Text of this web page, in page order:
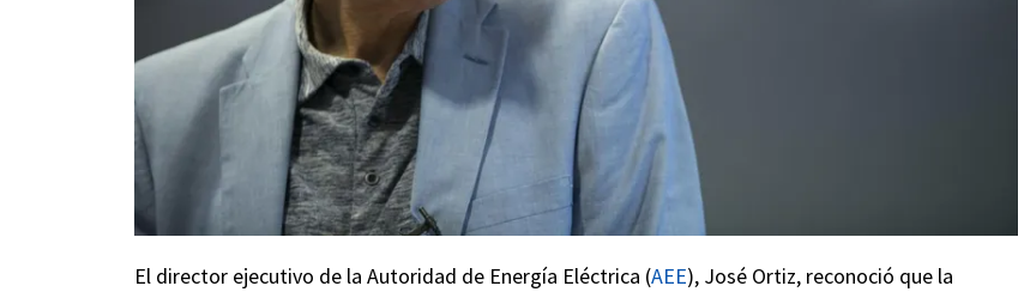
El director ejecutivo de la Autoridad de Energía Eléctrica (AEE), José Ortiz, reconoció que la